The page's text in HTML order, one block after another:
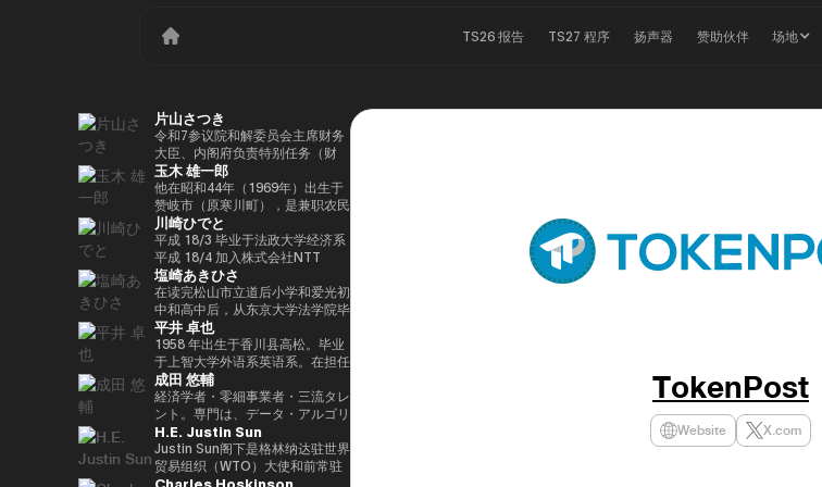
TS26 报告 TS27 程序 扬声器 赞助伙伴 场地
片山さつき
令和7参议院和解委员会主席财务
大臣、内阁府负责特别任务（财
政）税收特别措施和补贴审查的部
长（高志内阁）
玉木 雄一郎
他在昭和44年（1969年）出生于
赞岐市（原寒川町），是兼职农民
的长子，他于昭和63（1988）毕
业于高松高中，平成5年（1993
年）毕业于东京大学法学院，同年
加入财政部 ※1 平成9年（1997
年），在平成完成哈佛大学研究生
院（肯尼迪学院）Isei
17（2005），正在竞选第 44 届
众议院选举。在获得70,177张选
票但以浪人身份失败了4年之后，
他在第45届众议院选举中获得了
109,863张选票，在平成
24（2012）第46届众议院选举中
获得79,153张选票，赢得第二个
任期，在平成26（2014）第47届
众议院选举中获得78,797张选
票，并在平成28（2016）民主党
川崎ひでと
平成 18/3 毕业于法政大学经济系
平成 18/4 加入株式会社NTT
DOCOMO 平成 29/8 众议院议员
川崎二郎秘书 玲和 3/10 在第 49
届众议院大选中首次当选 玲和
6/10 在第50届众议院大选中连任
玲和 6/11 内务通信国会副大臣
（第二届石原内阁） Reiwa 7/10
数字部长议会副部长、内阁府议会
副部长（第一届高中内阁） 玲和
8/2 数字部长议会副部长、内阁府
议会副部长（第二届高中内阁）
塩崎あきひさ
在读完松山市立道后小学和爱光初
中和高中后，从东京大学法学院毕
业后，他是长岛/小野/常松律师事
务所的合伙人律师。2021年，他
在众议院大选（爱媛县第一区）中
首次当选。前国会卫生、劳工和福
利部副部长。在党内，在经历过副
秘书长的经历后，他成为国会对策
委员会副主席。情报战略部、科
学、技术和创新战略部以及
AI/Web3小组委员会的秘书负责
人。
平井 卓也
1958 年出生于香川县高松。毕业
于上智大学外语系英语系。在担任
电通株式会社、西日本广播公司等
公司的总裁兼代表董事后，他在
2000年的第42届众议院选举中首
次当选。从那时起，他已经连续
10次当选。他先后担任过自民党
经济、工业和总务部主席、政治事
务研究委员会副主席、内阁府（负
成田 悠輔
経済学者・零細事業者・三流タレ
ント。専門は、データ・アルゴリ
ズム・ポエム・思想を組み合わせ
たビジネスと公共政策の想像とデ
ザイン。多分野の学術誌・学会に
研究を発表、多くの企業や自治体
H.E. Justin Sun
Justin Sun阁下是格林纳达驻世界
贸易组织（WTO）大使和前常驻
代表，世界领先的区块链和
Charles Hoskinson
TokenPost
Website X.com